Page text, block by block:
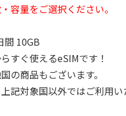
容量をご選択ください。
間 10GB
すぐ使えるeSIMです！
の商品もございます。
記対象国以外ではご利用い